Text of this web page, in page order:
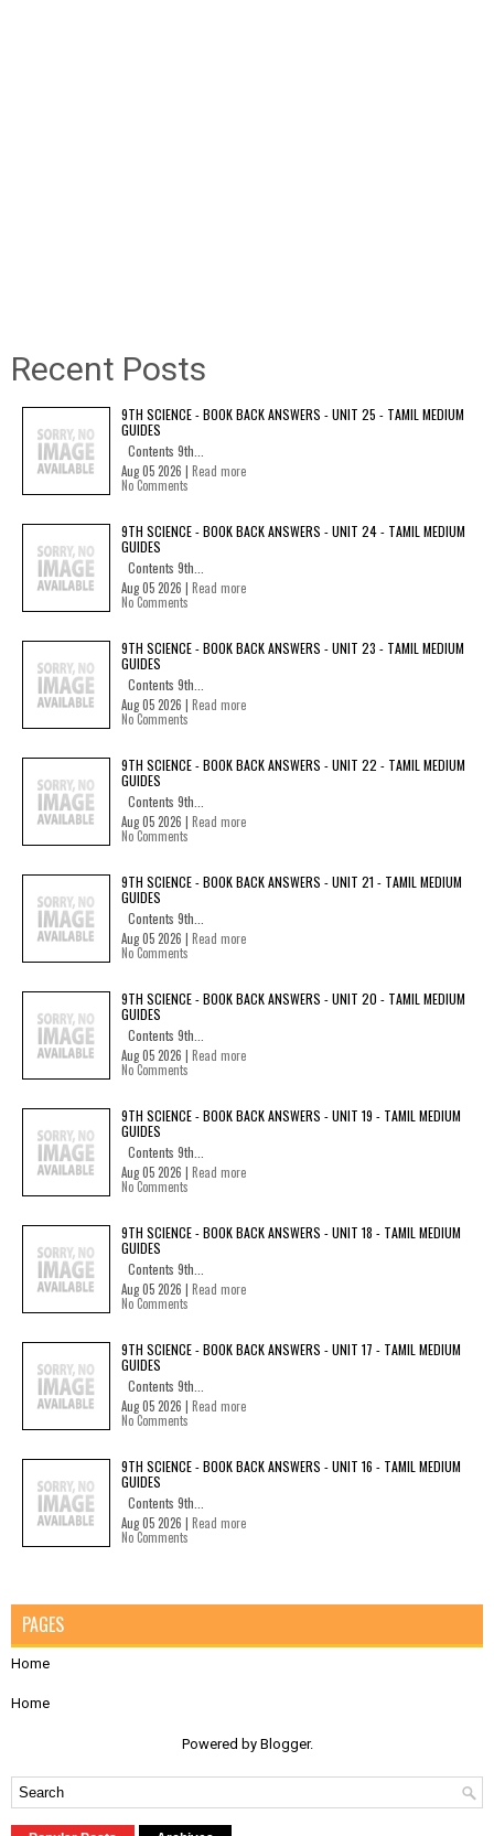
Recent Posts
9TH SCIENCE - BOOK BACK ANSWERS - UNIT 25 - TAMIL MEDIUM
GUIDES
Contents 9th...
Aug 05 2026 | Read more
No Comments
9TH SCIENCE - BOOK BACK ANSWERS - UNIT 24 - TAMIL MEDIUM
GUIDES
Contents 9th...
Aug 05 2026 | Read more
No Comments
9TH SCIENCE - BOOK BACK ANSWERS - UNIT 23 - TAMIL MEDIUM
GUIDES
Contents 9th...
Aug 05 2026 | Read more
No Comments
9TH SCIENCE - BOOK BACK ANSWERS - UNIT 22 - TAMIL MEDIUM
GUIDES
Contents 9th...
Aug 05 2026 | Read more
No Comments
9TH SCIENCE - BOOK BACK ANSWERS - UNIT 21 - TAMIL MEDIUM
GUIDES
Contents 9th...
Aug 05 2026 | Read more
No Comments
9TH SCIENCE - BOOK BACK ANSWERS - UNIT 20 - TAMIL MEDIUM
GUIDES
Contents 9th...
Aug 05 2026 | Read more
No Comments
9TH SCIENCE - BOOK BACK ANSWERS - UNIT 19 - TAMIL MEDIUM
GUIDES
Contents 9th...
Aug 05 2026 | Read more
No Comments
9TH SCIENCE - BOOK BACK ANSWERS - UNIT 18 - TAMIL MEDIUM
GUIDES
Contents 9th...
Aug 05 2026 | Read more
No Comments
9TH SCIENCE - BOOK BACK ANSWERS - UNIT 17 - TAMIL MEDIUM
GUIDES
Contents 9th...
Aug 05 2026 | Read more
No Comments
9TH SCIENCE - BOOK BACK ANSWERS - UNIT 16 - TAMIL MEDIUM
GUIDES
Contents 9th...
Aug 05 2026 | Read more
No Comments
PAGES
Home
Home
Powered by Blogger.